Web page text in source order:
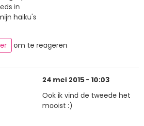
in
haiku's
om te reageren
24 mei 2015 - 10:03
Ook ik vind de tweede het
mooist :)